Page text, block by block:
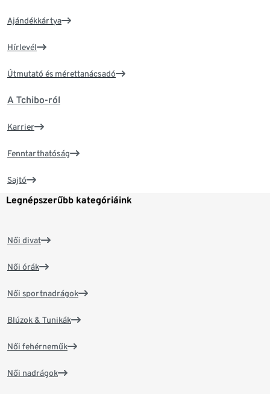
Ajándékkártya
Hírlevél
Útmutató és mérettanácsadó
A Tchibo-ról
Karrier
Fenntarthatóság
Sajtó
Legnépszerűbb kategóriáink
Női divat
Női órák
Női sportnadrágok
Blúzok & Tunikák
Női fehérneműk
Női nadrágok